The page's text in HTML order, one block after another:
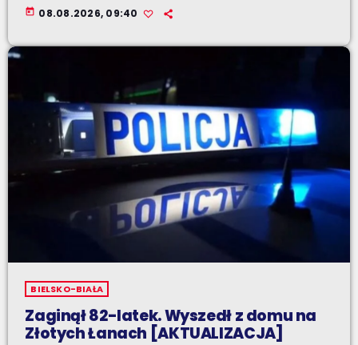
today 08.08.2026, 09:40
BIELSKO-BIAŁA
Zaginął 82-latek. Wyszedł z domu na
Złotych Łanach [AKTUALIZACJA]